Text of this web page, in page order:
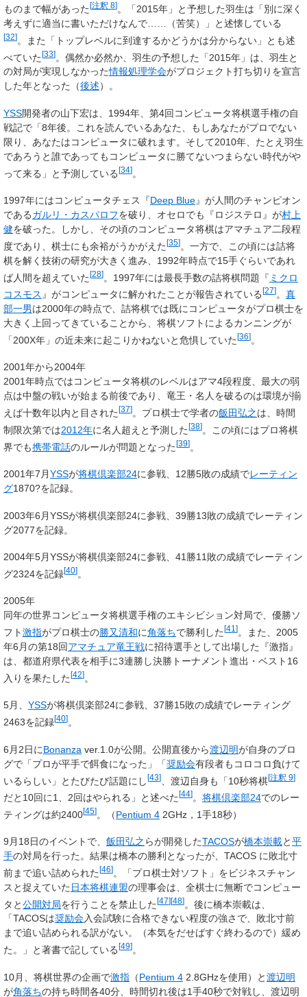
ものまで幅があった [注釈 8] 。「2015年」と予想した羽生は「別に深く
考えずに適当に書いただけなんで……（苦笑）」と述懐している
[32]。また「トップレベルに到達するかどうかは分からない」とも述
べていた[33]。偶然か必然か、羽生の予想した「2015年」は、羽生と
の対局が実現しなかった情報処理学会がプロジェクト打ち切りを宣言
した年となった（後述）。
YSS開発者の山下宏は、1994年、第4回コンピュータ将棋選手権の自
戦記で「8年後。これを読んでいるあなた、もしあなたがプロでない
限り、あなたはコンピュータに破れます。そして2010年、たとえ羽生
であろうと誰であってもコンピュータに勝てないつまらない時代がや
って来る」と予測している[34]。
1997年にはコンピュータチェス『Deep Blue』が人間のチャンピオン
であるガルリ・カスパロフを破り、オセロでも『ロジステロ』が村上
健を破った。しかし、その頃のコンピュータ将棋はアマチュア二段程
度であり、棋士にも余裕がうかがえた [35] 。一方で、この頃には詰将
棋を解く技術の研究が大きく進み、1992年時点で15手ぐらいであれ
ば人間を超えていた[28]。1997年には最長手数の詰将棋問題『 ミクロ
コスモス 』がコンピュータに解かれたことが報告されている [27] 。 真
部一男は2000年の時点で、詰将棋では既にコンピュータがプロ棋士を
大きく上回ってきていることから、将棋ソフトによるカンニングが
「200X年」の近未来に起こりかねないと危惧していた[36]。
2001年から2004年
2001年時点ではコンピュータ将棋のレベルはアマ4段程度、最大の弱
点は中盤の戦いが始まる前後であり、竜王・名人を破るのは環境が揃
えば十数年以内と目された [37] 。プロ棋士で学者の飯田弘之は、時間
制限次第では2012年に名人超えと予測した[38]。この頃にはプロ将棋
界でも携帯電話のルールが問題となった[39]。
2001年7月YSSが将棋倶楽部24に参戦、12勝5敗の成績でレーティン
グ1870?を記録。
2003年6月YSSが将棋倶楽部24に参戦、39勝13敗の成績でレーティン
グ2077を記録。
2004年5月YSSが将棋倶楽部24に参戦、41勝11敗の成績でレーティン
グ2324を記録[40] 。
2005年
同年の世界コンピュータ将棋選手権のエキシビション対局で、優勝ソ
フト激指がプロ棋士の勝又清和に角落ちで勝利した [41 ] 。また、2005
年6月の第18回アマチュア竜王戦に招待選手として出場した『激指』
は、都道府県代表を相手に3連勝し決勝トーナメント進出・ベスト16
入りを果たした[42]。
5月、 YSSが将棋倶楽部24に参戦、37勝15敗の成績でレーティング
2463を記録[40] 。
6月2日にBonanza ver.1.0が公開。公開直後から渡辺明が自身のブロ
グで「プロが平手で餌食になった」「奨励会有段者もコロコロ負けて
いるらしい」とたびたび話題にし[43] 、渡辺自身も「10秒将棋[注釈 9]
だと10回に1、2回はやられる」と述べた [44] 。 将棋倶楽部24でのレー
ティングは約2400[45]。（Pentium 4 2GHz，1手18秒）
9月18日のイベントで、 飯田弘之 らが開発したTACOSが橋本崇載と平
手の対局を行った。結果は橋本の勝利となったが、TACOS に敗北寸
前まで追い詰められた [46] 。「プロ棋士対ソフト」をビジネスチャン
スと捉えていた 日本将棋連盟の理事会は、全棋士に無断でコンピュー
タと公開対局を行うことを禁止した[47][48]。後に橋本崇載は、
「TACOSは奨励会入会試験に合格できない程度の強さで、敗北寸前
まで追い詰められる訳がない。（本気をだせばすぐ終わるので）緩め
た。」と著書で記している [49] 。
10月、将棋世界の企画で激指 （Pentium 4 2.8GHzを使用）と渡辺明
が角落ちの持ち時間各40分、時間切れ後は1手40秒で対戦し、渡辺明